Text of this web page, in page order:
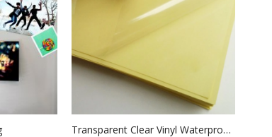
Transparent Clear Vinyl Waterproof Sticker Printing